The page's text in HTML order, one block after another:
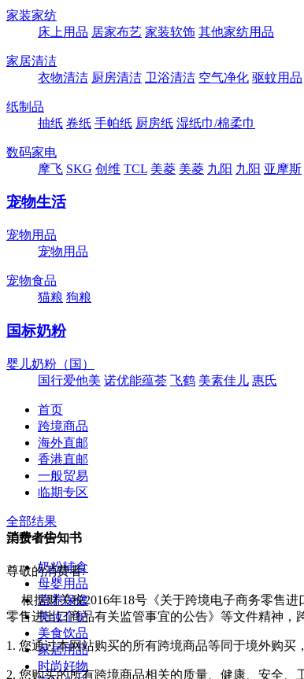
家装家纺
床上用品 居家布艺 家装软饰 其他家纺用品
家居清洁
衣物清洁 厨房清洁 卫浴清洁 空气净化 驱蚊用品
纸制品
抽纸 卷纸 手帕纸 厨房纸 湿纸巾/棉柔巾
数码家电
摩飞 SKG 创维 TCL 美菱 美菱 九阳 九阳 亚摩斯
宠物生活
宠物用品
宠物用品
宠物食品
猫粮 狗粮
国标奶粉
婴儿奶粉（国）
国行爱他美 诺优能蕴荟 飞鹤 美素佳儿 惠氏
首页
跨境商品
海外直邮
香港直邮
一般贸易
临期专区
消费者告知书
尊敬的消费者:
根据财关税2016年18号《关于跨境电子商务零售
零售进出口商品有关监管事宜的公告》等文件精神，
1. 您通过本网站购买的所有跨境商品等同于境外购买
2. 您购买的所有跨境商品相关的质量、健康、安全
全部结果
美妆个护
奶粉辅食
母婴用品
营养保健
美妆个护
美食饮品
家居用品
时尚好物